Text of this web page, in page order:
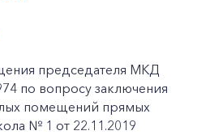
председателя МКД
по вопросу заключения
помещений прямых
№ 1 от 22.11.2019